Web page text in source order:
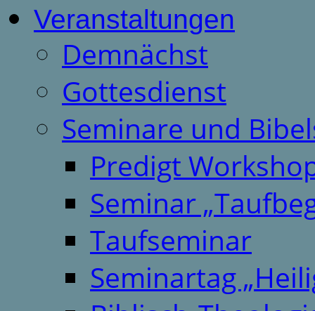
Veranstaltungen
Demnächst
Gottesdienst
Seminare und
Predigt
Seminar
Taufseminar
Seminartag